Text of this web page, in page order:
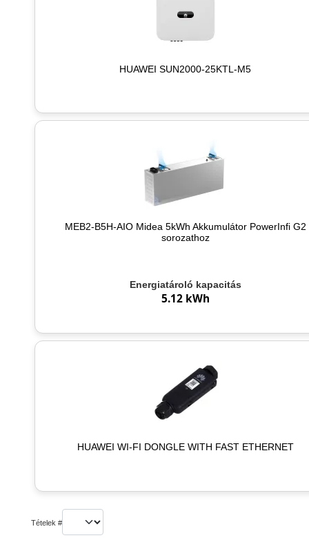
HUAWEI SUN2000-25KTL-M5
MEB2-B5H-AIO Midea 5kWh Akkumulátor PowerInfi G2
sorozathoz
Energiatároló kapacitás
5.12 kWh
HUAWEI WI-FI DONGLE WITH FAST ETHERNET
Tételek #